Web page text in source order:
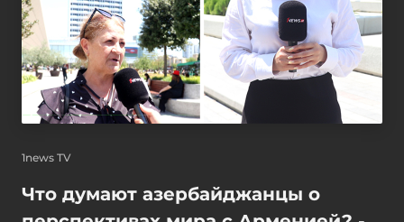
1news TV
Что думают азербайджанцы о